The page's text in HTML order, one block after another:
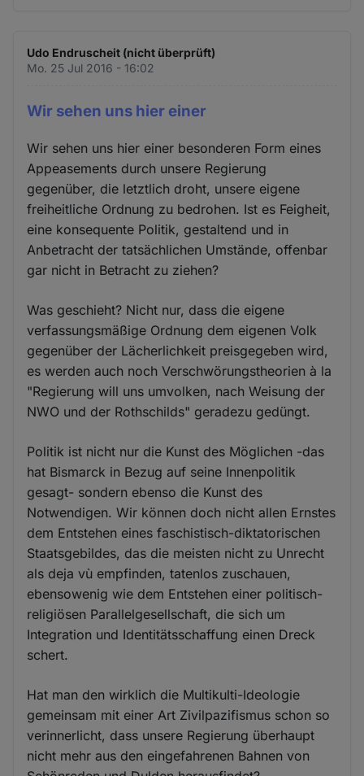
Udo Endruscheit (nicht überprüft)
Mo. 25 Jul 2016 - 16:02
Wir sehen uns hier einer
Wir sehen uns hier einer besonderen Form eines
Appeasements durch unsere Regierung
gegenüber, die letztlich droht, unsere eigene
freiheitliche Ordnung zu bedrohen. Ist es Feigheit,
eine konsequente Politik, gestaltend und in
Anbetracht der tatsächlichen Umstände, offenbar
gar nicht in Betracht zu ziehen?
Was geschieht? Nicht nur, dass die eigene
verfassungsmäßige Ordnung dem eigenen Volk
gegenüber der Lächerlichkeit preisgegeben wird,
es werden auch noch Verschwörungstheorien à la
"Regierung will uns umvolken, nach Weisung der
NWO und der Rothschilds" geradezu gedüngt.
Politik ist nicht nur die Kunst des Möglichen -das
hat Bismarck in Bezug auf seine Innenpolitik
gesagt- sondern ebenso die Kunst des
Notwendigen. Wir können doch nicht allen Ernstes
dem Entstehen eines faschistisch-diktatorischen
Staatsgebildes, das die meisten nicht zu Unrecht
als deja vù empfinden, tatenlos zuschauen,
ebensowenig wie dem Entstehen einer politisch-
religiösen Parallelgesellschaft, die sich um
Integration und Identitätsschaffung einen Dreck
schert.
Hat man den wirklich die Multikulti-Ideologie
gemeinsam mit einer Art Zivilpazifismus schon so
verinnerlicht, dass unsere Regierung überhaupt
nicht mehr aus den eingefahrenen Bahnen von